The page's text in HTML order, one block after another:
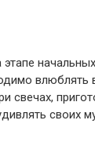
влюблять
свечах,
своих